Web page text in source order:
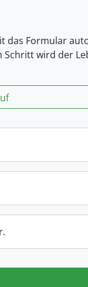
das Formular
wird der